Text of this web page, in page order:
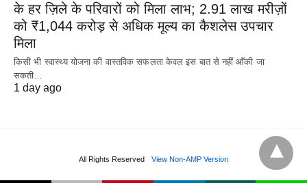
के हर ज़िले के परिवारों को मिला लाभ; 2.91 लाख मरीज़ों
को ₹1,044 करोड़ से अधिक मूल्य का कैशलेस उपचार
मिला
किसी भी स्वास्थ्य योजना की वास्तविक सफलता केवल इस बात से नहीं आँकी जा
सकती…
1 day ago
All Rights Reserved View Non-AMP Version